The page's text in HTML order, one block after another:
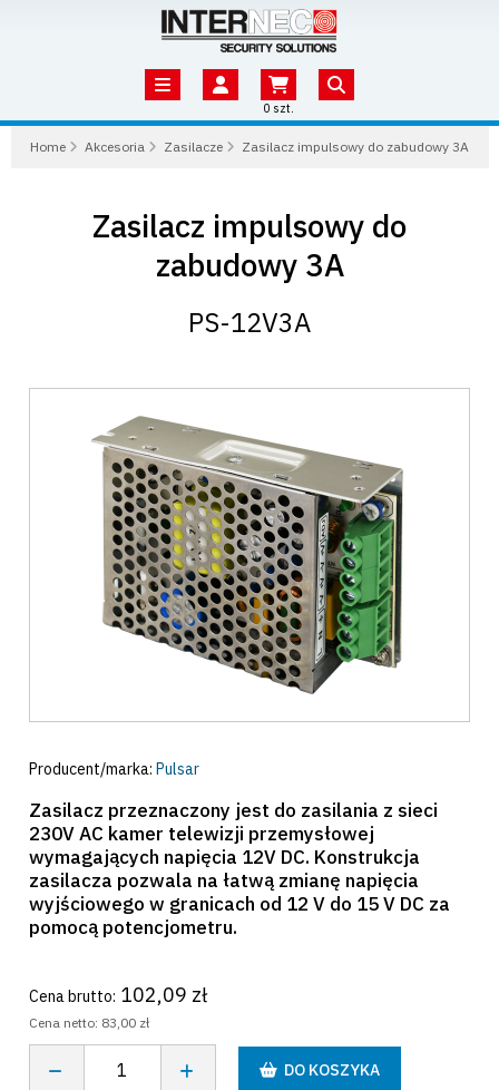
0 szt.
Home Akcesoria Zasilacze Zasilacz impulsowy do zabudowy 3A
Zasilacz impulsowy do
zabudowy 3A
PS-12V3A
Producent/marka: Pulsar
Zasilacz przeznaczony jest do zasilania z sieci
230V AC kamer telewizji przemysłowej
wymagających napięcia 12V DC. Konstrukcja
zasilacza pozwala na łatwą zmianę napięcia
wyjściowego w granicach od 12 V do 15 V DC za
pomocą potencjometru.
Cena brutto: 102,09 zł
Cena netto: 83,00 zł
DO KOSZYKA